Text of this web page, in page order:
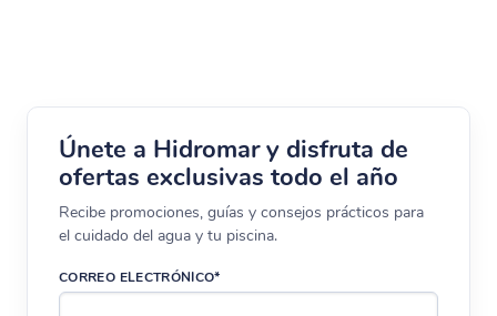
Únete a Hidromar y disfruta de
ofertas exclusivas todo el año
Recibe promociones, guías y consejos prácticos para
el cuidado del agua y tu piscina.
CORREO ELECTRÓNICO*